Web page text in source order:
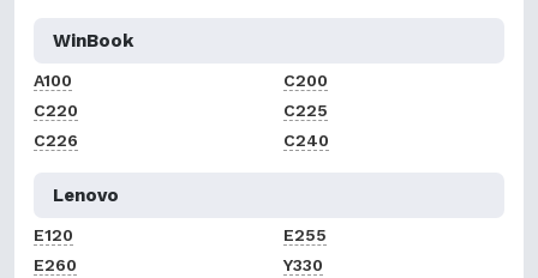
WinBook
A100
C200
C220
C225
C226
C240
Lenovo
E120
E255
E260
Y330